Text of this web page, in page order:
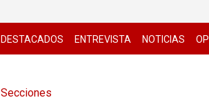
DESTACADOS ENTREVISTA NOTICIAS
Secciones